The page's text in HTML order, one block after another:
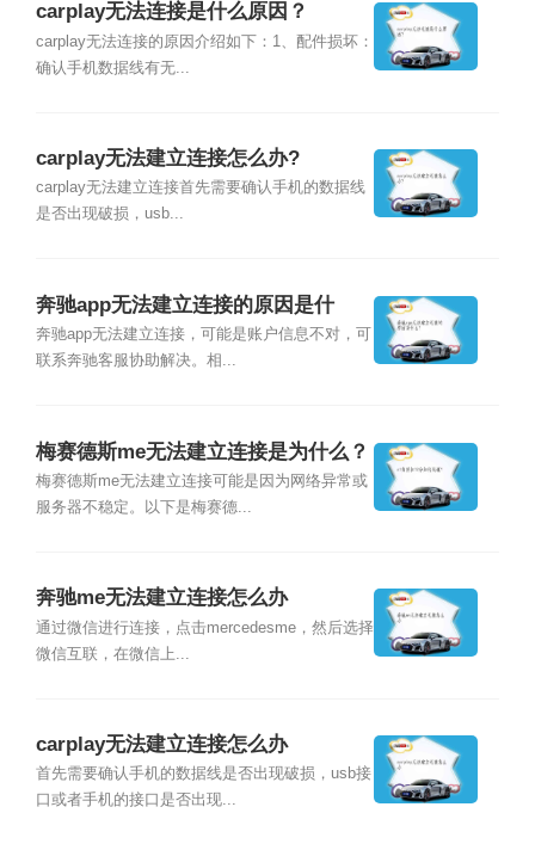
carplay无法连接是什么原因？
carplay无法连接的原因介绍如下：1、配件损坏：
确认手机数据线有无...
carplay无法建立连接怎么办?
carplay无法建立连接首先需要确认手机的数据线
是否出现破损，usb...
奔驰app无法建立连接的原因是什
么？
奔驰app无法建立连接，可能是账户信息不对，可
联系奔驰客服协助解决。相...
梅赛德斯me无法建立连接是为什么？
梅赛德斯me无法建立连接可能是因为网络异常或
服务器不稳定。以下是梅赛德...
奔驰me无法建立连接怎么办
通过微信进行连接，点击mercedesme，然后选择
微信互联，在微信上...
carplay无法建立连接怎么办
首先需要确认手机的数据线是否出现破损，usb接
口或者手机的接口是否出现...